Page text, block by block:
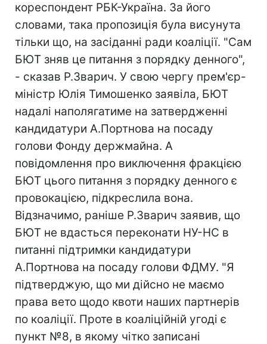
кореспондент РБК-Україна. За його
словами, така пропозиція була висунута
тільки що, на засіданні ради коаліції. "Сам
БЮТ зняв це питання з порядку денного",
- сказав Р.Зварич. У свою чергу прем'єр-
міністр Юлія Тимошенко заявіла, БЮТ
надалі наполягатиме на затвердженні
кандидатури А.Портнова на посаду
голови Фонду держмайна. А
повідомлення про виключення фракцією
БЮТ цього питання з порядку денного є
провокацією, підкреслила вона.
Відзначимо, раніше Р.Зварич заявив, що
БЮТ не вдасться переконати НУ-НС в
питанні підтримки кандидатури
А.Портнова на посаду голови ФДМУ. "Я
підтверджую, що ми дійсно не маємо
права вето щодо квоти наших партнерів
по коаліції. Проте в коаліційній угоді є
пункт №8, в якому чітко записані